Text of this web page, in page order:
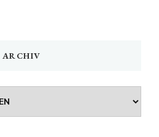
ARCHIV